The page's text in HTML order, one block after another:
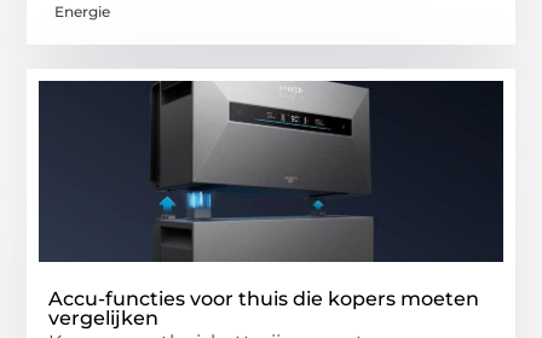
Energie
Accu-functies voor thuis die kopers moeten
vergelijken